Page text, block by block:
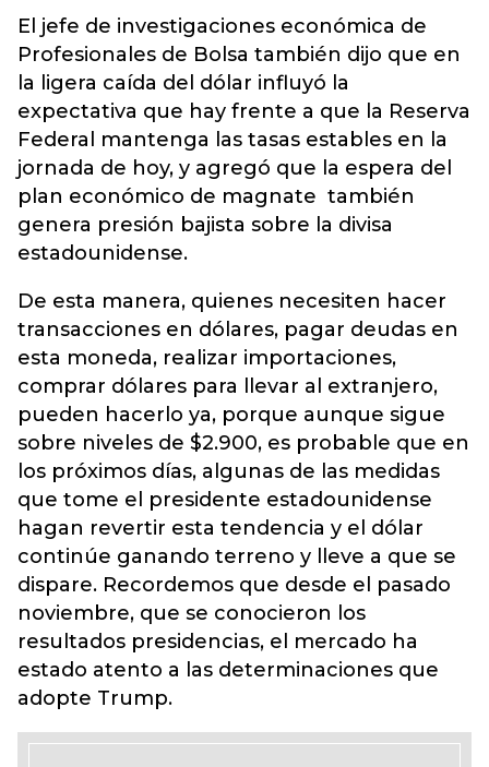
El jefe de investigaciones económica de
Profesionales de Bolsa también dijo que en
la ligera caída del dólar influyó la
expectativa que hay frente a que la Reserva
Federal mantenga las tasas estables en la
jornada de hoy, y agregó que la espera del
plan económico de magnate también
genera presión bajista sobre la divisa
estadounidense.
De esta manera, quienes necesiten hacer
transacciones en dólares, pagar deudas en
esta moneda, realizar importaciones,
comprar dólares para llevar al extranjero,
pueden hacerlo ya, porque aunque sigue
sobre niveles de $2.900, es probable que en
los próximos días, algunas de las medidas
que tome el presidente estadounidense
hagan revertir esta tendencia y el dólar
continúe ganando terreno y lleve a que se
dispare. Recordemos que desde el pasado
noviembre, que se conocieron los
resultados presidencias, el mercado ha
estado atento a las determinaciones que
adopte Trump.